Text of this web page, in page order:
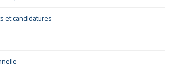
et candidatures